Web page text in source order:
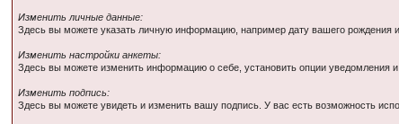
Изменить личные данные:
Здесь вы можете указать личную информацию, например дату вашего рождения
Изменить настройки анкеты:
Здесь вы можете изменить информацию о себе, установить опции уведомления
Изменить подпись:
Здесь вы можете увидеть и изменить вашу подпись. У вас есть возможность